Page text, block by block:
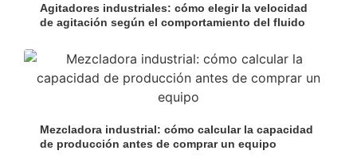
Agitadores industriales: cómo elegir la velocidad
de agitación según el comportamiento del fluido
Mezcladora industrial: cómo calcular la capacidad
de producción antes de comprar un equipo